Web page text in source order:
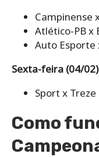
Campinense
Atlético-PB x
Auto Esporte
Sexta-feira (04/
Sport x Treze
Como